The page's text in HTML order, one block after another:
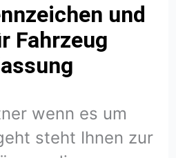
und
Fahrzeug
wenn es um
steht Ihnen zur